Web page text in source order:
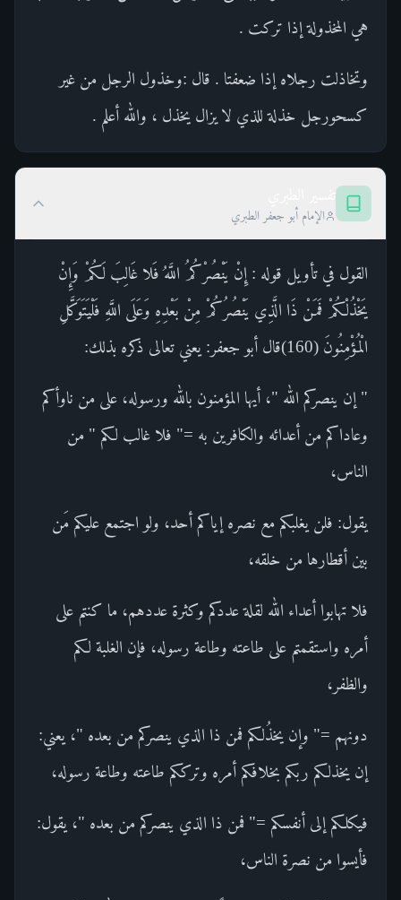
هي المخذولة إذا تركت .
وتخاذلت رجلاه إذا ضعفتا . قال :وخذول الرجل من غير
كسحورجل خذلة للذي لا يزال يخذل ، والله أعلم .
الإمام أبو جعفر الطبري
القول في تأويل قوله : إِنْ يَنْصُرْكُمُ اللَّهُ فَلا غَالِبَ لَكُمْ وَإِنْ
يَخْذُلْكُمْ فَمَنْ ذَا الَّذِي يَنْصُرُكُمْ مِنْ بَعْدِهِ وَعَلَى اللَّهِ فَلْيَتَوَكَّلِ
الْمُؤْمِنُونَ (160)قال أبو جعفر: يعني تعالى ذكره بذلك:
" إن ينصركم الله "، أيها المؤمنون بالله ورسوله، على من ناوأكم
وعاداكم من أعدائه والكافرين به =" فلا غالب لكم " من
الناس،
يقول: فلن يغلبكم مع نصره إياكم أحد، ولو اجتمع عليكم مَن
بين أقطارها من خلقه،
فلا تهابوا أعداء الله لقلة عددكم وكثرة عددهم، ما كنتم على
أمره واستقمتم على طاعته وطاعة رسوله، فإن الغلبة لكم
والظفر،
دونهم =" وإن يخذُلكم فمن ذا الذي ينصركم من بعده "، يعني:
إن يخذلكم ربكم بخلافكم أمره وترككم طاعته وطاعة رسوله،
فيكلكم إلى أنفسكم =" فمن ذا الذي ينصركم من بعده "، يقول:
فأيسوا من نصرة الناس،